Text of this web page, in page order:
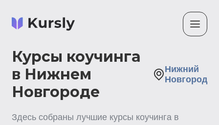
Курсы коучинга
в Нижнем
Новгороде
Нижний
Новгород
Здесь собраны лучшие курсы коучинга в